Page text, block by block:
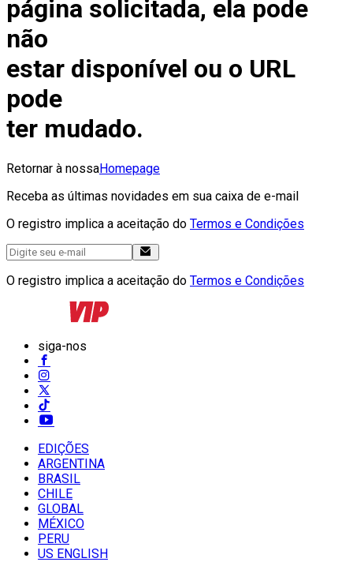
página solicitada, ela pode
não
estar disponível ou o URL
pode
ter mudado.
Retornar à nossaHomepage
Receba as últimas novidades em sua caixa de e-mail
O registro implica a aceitação do Termos e Condições
O registro implica a aceitação do Termos e Condições
siga-nos
EDIÇÕES
ARGENTINA
BRASIL
CHILE
GLOBAL
MÉXICO
PERU
US ENGLISH